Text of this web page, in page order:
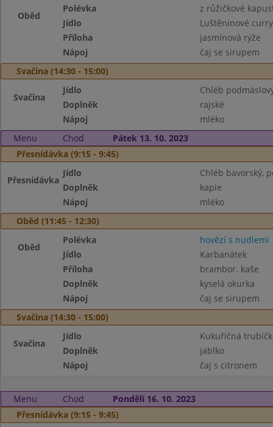
Oběd
Polévka
z růžičkové
Jídlo
Luštěninové
Příloha
jasmínová rýže
Nápoj
čaj se sirupem
Svačina (14:30 - 15:00)
Svačina
Jídlo
Chléb
Doplněk
rajské
Nápoj
mléko
Menu
Chod
Pátek 13. 10. 2023
Přesnídávka (9:15 - 9:45)
Přesnídávka
Jídlo
Chléb bavorský,
Doplněk
kapie
Nápoj
mléko
Oběd (11:45 - 12:30)
Oběd
Polévka
hovězí s nudlemi
Jídlo
Karbanátek
Příloha
brambor. kaše
Doplněk
kyselá okurka
Nápoj
čaj se sirupem
Svačina (14:30 - 15:00)
Svačina
Jídlo
Kukuřičná
Doplněk
jablko
Nápoj
čaj s citronem
Menu Chod
Pondělí 16. 10. 2023
Přesnídávka (9:15 - 9:45)